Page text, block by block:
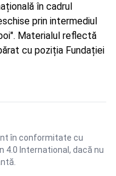
în cadrul
prin intermediul
Materialul reflectă
cu poziția Fundației
în conformitate cu
4.0 International , dacă nu